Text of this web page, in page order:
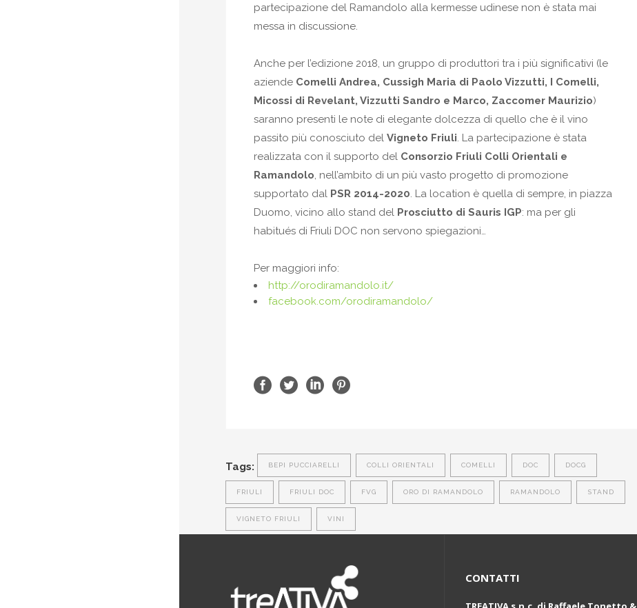
partecipazione del Ramandolo alla kermesse udinese non è stata mai
messa in discussione.
Anche per l’edizione 2018, un gruppo di produttori tra i più significativi (le
aziende Comelli Andrea, Cussigh Maria di Paolo Vizzutti, I Comelli,
Micossi di Revelant, Vizzutti Sandro e Marco, Zaccomer Maurizio)
saranno presenti le note di elegante dolcezza di quello che è il vino
passito più conosciuto del Vigneto Friuli. La partecipazione è stata
realizzata con il supporto del Consorzio Friuli Colli Orientali e
Ramandolo, nell’ambito di un più vasto progetto di promozione
supportato dal PSR 2014-2020. La location è quella di sempre, in piazza
Duomo, vicino allo stand del Prosciutto di Sauris IGP: ma per gli
habitués di Friuli DOC non servono spiegazioni…
Per maggiori info:
http://orodiramandolo.it/
facebook.com/orodiramandolo/
Tags: BEPI PUCCIARELLI COLLI ORIENTALI COMELLI DOC DOCG
FRIULI FRIULI DOC FVG ORO DI RAMANDOLO RAMANDOLO STAND
VIGNETO FRIULI VINI
CONTATTI